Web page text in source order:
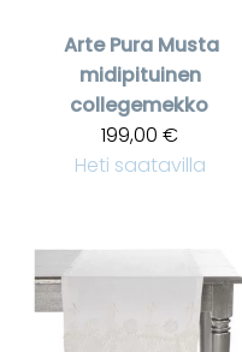
Arte Pura Musta
midipituinen
collegemekko
199,00 €
Heti saatavilla